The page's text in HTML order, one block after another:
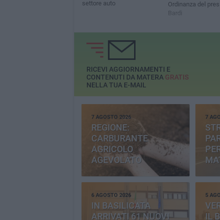
settore auto
Ordinanza del
Bardi
RICEVI AGGIORNAMENTI E
CONTENUTI DA MATERA GRATIS
NELLA TUA E-MAIL
7 AGOSTO 2026
REGIONE:
CARBURANTE
AGRICOLO
AGEVOLATO
7
6 AGOSTO 2026
IN BASILICATA
ARRIVATI 61 NUOVI
5
IL